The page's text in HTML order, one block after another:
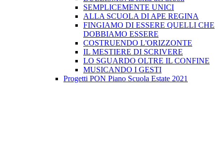
SEMPLICEMENTE UNICI
ALLA SCUOLA DI APE REGINA
FINGIAMO DI ESSERE QUELLI CHE
DOBBIAMO ESSERE
COSTRUENDO L'ORIZZONTE
IL MESTIERE DI SCRIVERE
LO SGUARDO OLTRE IL CONFINE
MUSICANDO I GESTI
Progetti PON Piano Scuola Estate 2021